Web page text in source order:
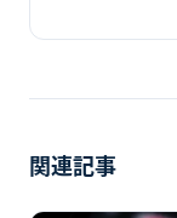
関連記事